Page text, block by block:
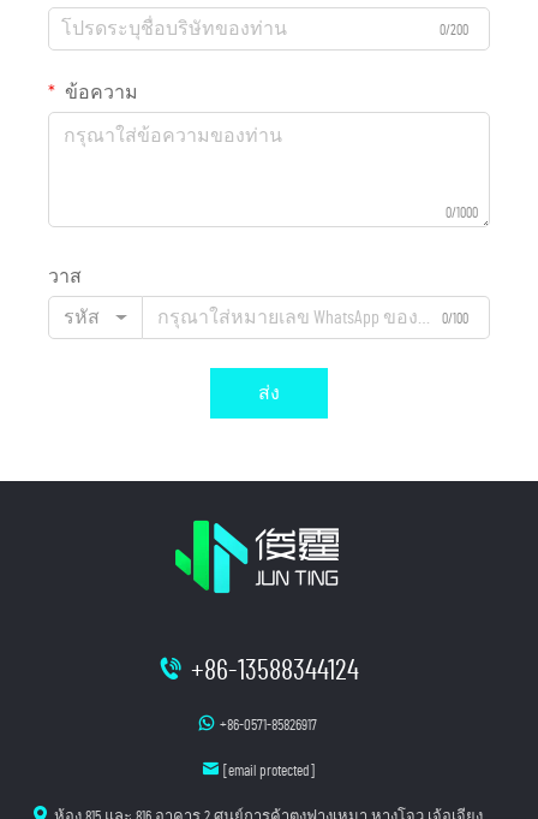
0/200
ข้อความ
0/1000
วาส
รหัส 0/100
ส่ง
+86-13588344124
+86-0571-85826917
[email protected]